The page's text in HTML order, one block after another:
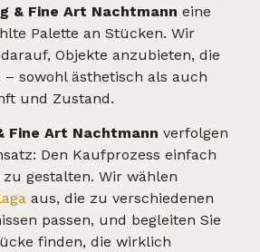
& Fine Art Nachtmann eine
Palette an Stücken. Wir
Objekte anzubieten, die
sowohl ästhetisch als auch
und Zustand.
Fine Art Nachtmann verfolgen
Den Kaufprozess einfach
gestalten. Wir wählen
aus, die zu verschiedenen
passen, und begleiten Sie
finden, die wirklich